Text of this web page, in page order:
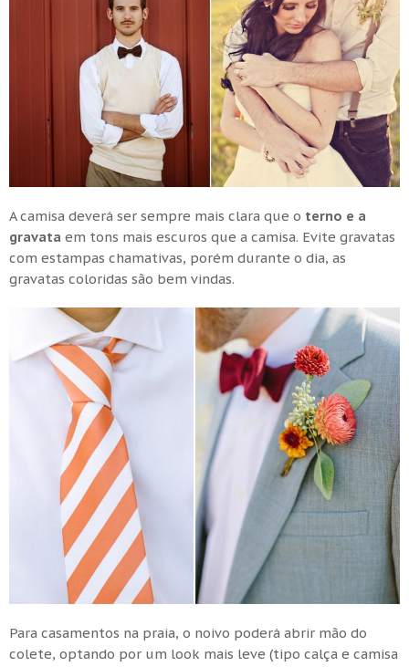
A camisa deverá ser sempre mais clara que o terno e a
gravata em tons mais escuros que a camisa. Evite gravatas
com estampas chamativas, porém durante o dia, as
gravatas coloridas são bem vindas.
Para casamentos na praia, o noivo poderá abrir mão do
colete, optando por um look mais leve (tipo calça e camisa